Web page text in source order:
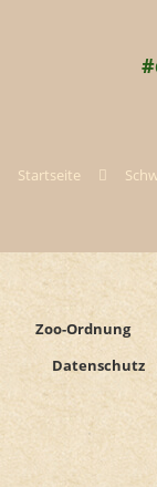
Startseite
Zoo-Ordnung
Datenschutz